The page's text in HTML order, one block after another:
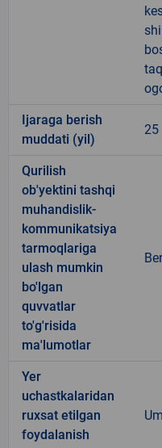
Ijaraga berish
muddati (yil)
25
Qurilish
ob'yektini tashqi
muhandislik-
kommunikatsiya
tarmoqlariga
ulash mumkin
bo'lgan
quvvatlar
to'g'risida
ma'lumotlar
Yer
uchastkalaridan
ruxsat etilgan
foydalanish